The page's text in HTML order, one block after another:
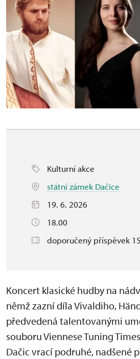
Kulturní akce
státní zámek Dačice
19. 6. 2026
18.00
doporučený příspěvek
Koncert klasické hudby na
němž zazní díla Vivaldiho,
předvedená talentovanými
souboru Viennese Tuning
Dačic vrací podruhé, nadšené